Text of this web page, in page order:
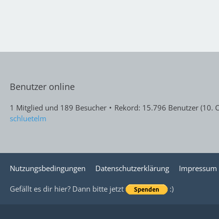
Benutzer online
1 Mitglied und 189 Besucher Rekord: 15.796 Benutzer (10.
schluetelm
Nutzungsbedingungen Datenschutzerklärung Impressum
Gefällt es dir hier? Dann bitte jetzt :)